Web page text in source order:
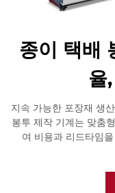
연락하기
자주 묻는 질문
종이 택배
율
지속 가능한 포장재 생
봉투 제작 기계는 맞춤
여 비용과 리드타임